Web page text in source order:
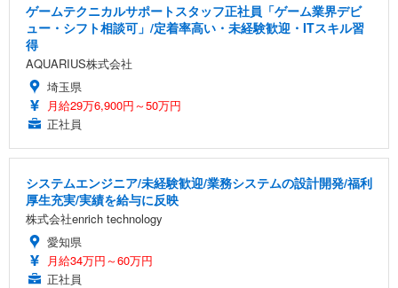
ゲームテクニカルサポートスタッフ正社員「ゲーム業界デビ
ュー・シフト相談可」/定着率高い・未経験歓迎・ITスキル習
得
AQUARIUS株式会社
埼玉県
月給29万6,900円～50万円
正社員
システムエンジニア/未経験歓迎/業務システムの設計開発/福利
厚生充実/実績を給与に反映
株式会社enrich technology
愛知県
月給34万円～60万円
正社員